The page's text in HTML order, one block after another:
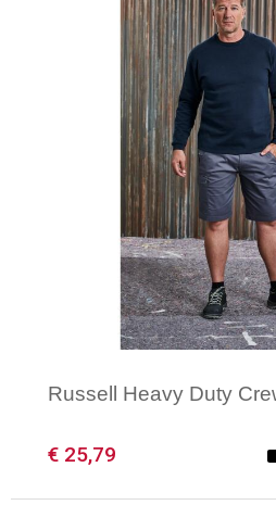
Minimale afname: 1
Russell Heavy Duty
€ 25,79